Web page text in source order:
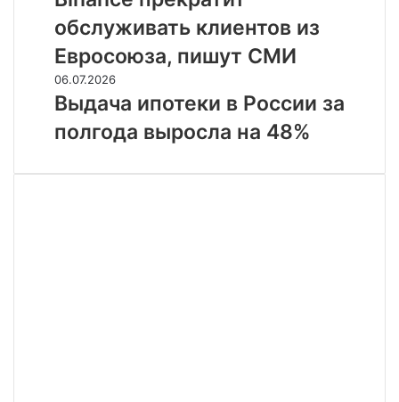
индастриал
обслуживать
клиентов
из
Евросоюза,
пишут
СМИ
обслуживать клиентов из
Евросоюза, пишут СМИ
Выдача
ипотеки
России
полгода
06.07.2026
Выдача ипотеки в России за
полгода выросла на 48%